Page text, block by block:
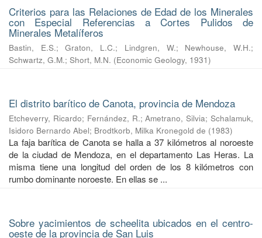
Criterios para las Relaciones de Edad de los Minerales
con Especial Referencias a Cortes Pulidos de
Minerales Metalíferos
Bastin, E.S.;Graton, L.C.; Lindgren, W.; Newhouse, W.H.;
Schwartz, G.M.; Short, M.N. (Economic Geology, 1931)
El distrito barítico de Canota, provincia de Mendoza
Etcheverry, Ricardo; Fernández, R.;Ametrano, Silvia;Schalamuk,
Isidoro Bernardo Abel; Brodtkorb, Milka Kronegold de (1983)
La faja barítica de Canota se halla a 37 kilómetros al noroeste
de la ciudad de Mendoza, en el departamento Las Heras. La
misma tiene una longitud del orden de los 8 kilómetros con
rumbo dominante noroeste. En ellas se ...
Sobre yacimientos de scheelita ubicados en el centro-
oeste de la provincia de San Luis